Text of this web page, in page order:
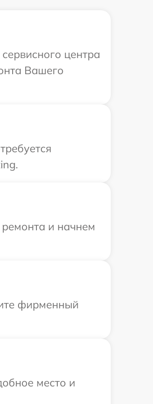
центра
Вашего
и начнем
фирменный
место и